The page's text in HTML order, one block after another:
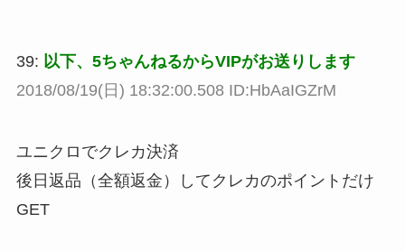
39: 以下、5ちゃんねるからVIPがお送りします
2018/08/19(日) 18:32:00.508 ID:HbAaIGZrM
ユニクロでクレカ決済
後日返品（全額返金）してクレカのポイントだけ
GET